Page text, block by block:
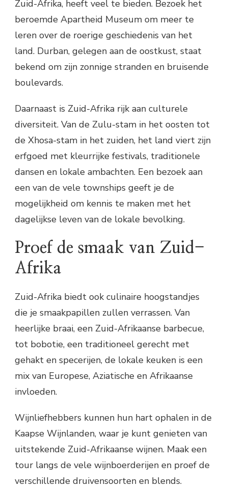
Zuid-Afrika, heeft veel te bieden. Bezoek het
beroemde Apartheid Museum om meer te
leren over de roerige geschiedenis van het
land. Durban, gelegen aan de oostkust, staat
bekend om zijn zonnige stranden en bruisende
boulevards.
Daarnaast is Zuid-Afrika rijk aan culturele
diversiteit. Van de Zulu-stam in het oosten tot
de Xhosa-stam in het zuiden, het land viert zijn
erfgoed met kleurrijke festivals, traditionele
dansen en lokale ambachten. Een bezoek aan
een van de vele townships geeft je de
mogelijkheid om kennis te maken met het
dagelijkse leven van de lokale bevolking.
Proef de smaak van Zuid-
Afrika
Zuid-Afrika biedt ook culinaire hoogstandjes
die je smaakpapillen zullen verrassen. Van
heerlijke braai, een Zuid-Afrikaanse barbecue,
tot bobotie, een traditioneel gerecht met
gehakt en specerijen, de lokale keuken is een
mix van Europese, Aziatische en Afrikaanse
invloeden.
Wijnliefhebbers kunnen hun hart ophalen in de
Kaapse Wijnlanden, waar je kunt genieten van
uitstekende Zuid-Afrikaanse wijnen. Maak een
tour langs de vele wijnboerderijen en proef de
verschillende druivensoorten en blends.